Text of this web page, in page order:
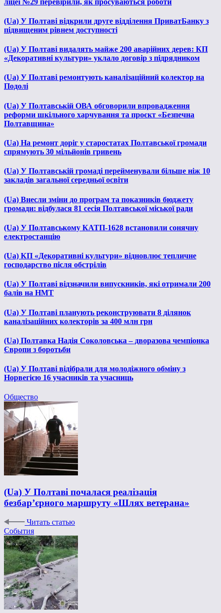
(Ua) У Полтаві відкрили друге відділення ПриватБанку з
підвищеним рівнем доступності
(Ua) У Полтаві видалять майже 200 аварійних дерев: КП
«Декоративні культури» уклало договір з підрядником
(Ua) У Полтаві ремонтують каналізаційний колектор на
Подолі
(Ua) У Полтавській ОВА обговорили впровадження
реформи шкільного харчування та проєкт «Безпечна
Полтавщина»
(Ua) На ремонт доріг у старостатах Полтавської громади
спрямують 30 мільйонів гривень
(Ua) У Полтавській громаді перейменували більше ніж 10
закладів загальної середньої освіти
(Ua) Внесли зміни до програм та показників бюджету
громади: відбулася 81 сесія Полтавської міської ради
(Ua) У Полтавському КАТП-1628 встановили сонячну
електростанцію
(Ua) КП «Декоративні культури» відновлює тепличне
господарство після обстрілів
(Ua) У Полтаві відзначили випускників, які отримали 200
балів на НМТ
(Ua) У Полтаві планують реконструювати 8 ділянок
каналізаційних колекторів за 400 млн грн
(Ua) Полтавка Надія Соколовська – дворазова чемпіонка
Європи з боротьби
(Ua) У Полтаві відібрали для молодіжного обміну з
Норвегією 16 учасників та учасниць
Общество
(Ua) У Полтаві почалася реалізація
безбар’єрного маршруту «Шлях ветерана»
Читать статью
События